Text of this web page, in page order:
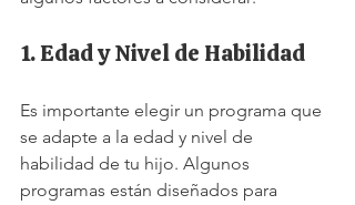
1. Edad y Nivel de Habilidad
Es importante elegir un programa que
se adapte a la edad y nivel de
habilidad de tu hijo. Algunos
programas están diseñados para